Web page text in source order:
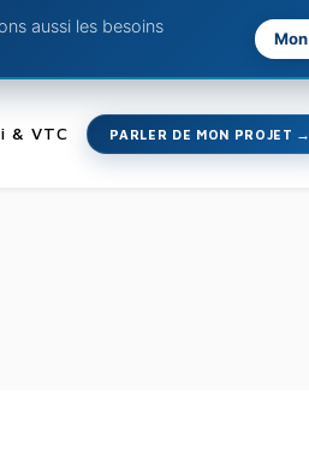
aussi les besoins
& VTC PARLER DE MON PROJET